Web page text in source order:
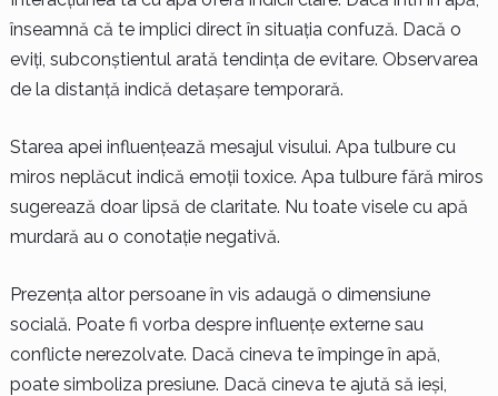
înseamnă că te implici direct în situația confuză. Dacă o
eviți, subconștientul arată tendința de evitare. Observarea
de la distanță indică detașare temporară.
Starea apei influențează mesajul visului. Apa tulbure cu
miros neplăcut indică emoții toxice. Apa tulbure fără miros
sugerează doar lipsă de claritate. Nu toate visele cu apă
murdară au o conotație negativă.
Prezența altor persoane în vis adaugă o dimensiune
socială. Poate fi vorba despre influențe externe sau
conflicte nerezolvate. Dacă cineva te împinge în apă,
poate simboliza presiune. Dacă cineva te ajută să ieși,